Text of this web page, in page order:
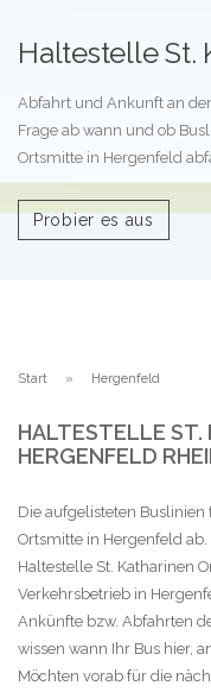
Haltestelle St.
Abfahrt und Ankunft an
Frage ab wann und ob
Ortsmitte in Hergenfeld
Probier es aus
Start Hergenfeld
HALTESTELLE ST.
HERGENFELD
Die aufgelisteten Buslinien
Ortsmitte in Hergenfeld
Haltestelle St. Katharinen
Verkehrsbetrieb in
Ankünfte bzw. Abfahrten
wissen wann Ihr Bus hier,
Möchten vorab für die